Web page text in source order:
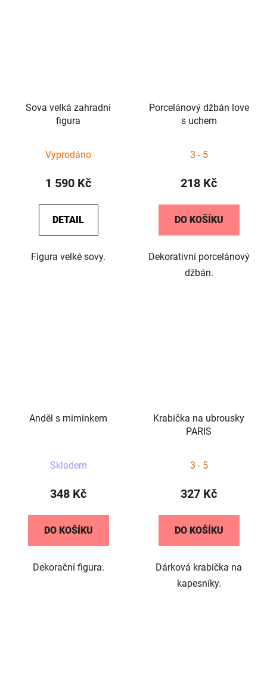
Sova velká zahradní
figura
hodnocení
produktu
5,0
z
hvězdiček.
Vyprodáno
1 590 Kč
DETAIL
Figura velké sovy.
Porcelánový džbán love
s uchem
3 - 5
218 Kč
DO KOŠÍKU
Dekorativní porcelánový
džbán.
Anděl s miminkem
Skladem
348 Kč
DO KOŠÍKU
Dekorační figura.
Krabička na ubrousky
PARIS
3 - 5
327 Kč
DO KOŠÍKU
Dárková krabička na
kapesníky.